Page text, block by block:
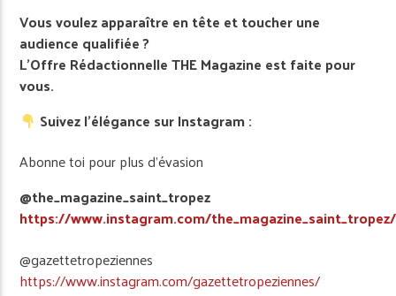
Vous voulez apparaître en tête et toucher une
audience qualifiée ?
L’Offre Rédactionnelle THE Magazine est faite pour
vous.
Suivez l’élégance sur Instagram :
Abonne toi pour plus d’évasion
@the_magazine_saint_tropez
https://www.instagram.com/the_magazine_saint_tropez/
@gazettetropeziennes
https://www.instagram.com/gazettetropeziennes/